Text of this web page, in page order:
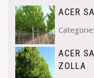
ACER
ACER
ZOLLA